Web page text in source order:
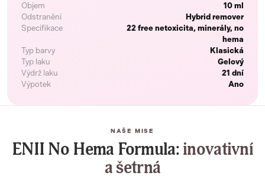
Objem
10 ml
Odstranění
Hybrid remover
Specifikace
22 free netoxicita, minerály, no
hema
Typ barvy
Klasická
Typ laku
Gelový
Výdrž laku
21 dní
Výpotek
Ano
NAŠE MISE
ENII No Hema Formula:inovativní
a šetrná